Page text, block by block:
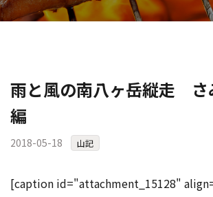
資料ダウンロード
コンテストを主催される方へ
公募運営SaaS 「Kouboプランナー」
コンテスト成功の法則
雨と風の南八ヶ岳縦走 さ
編
2018-05-18 山記
[caption id="attachment_15128"